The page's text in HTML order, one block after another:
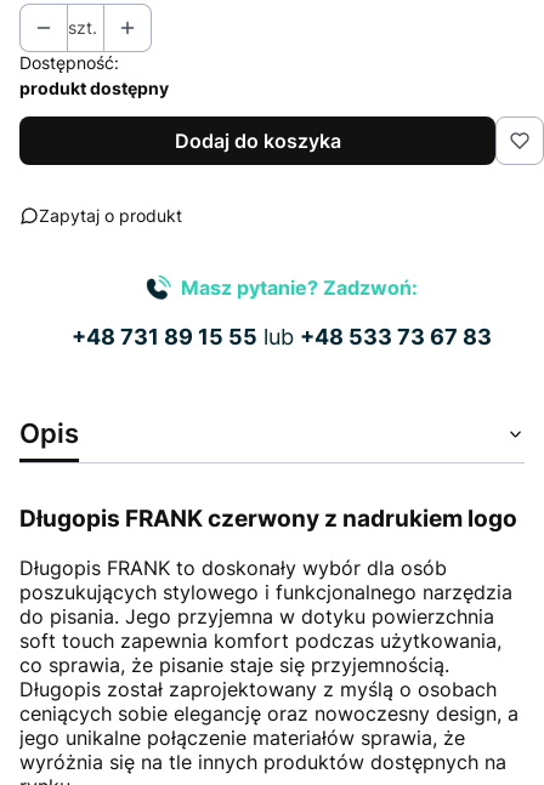
szt.
Dostępność:
produkt dostępny
Dodaj do koszyka
Zapytaj o produkt
Masz pytanie? Zadzwoń:
+48 731 89 15 55 lub +48 533 73 67 83
Opis
Długopis FRANK czerwony z nadrukiem logo
Długopis FRANK to doskonały wybór dla osób
poszukujących stylowego i funkcjonalnego narzędzia
do pisania. Jego przyjemna w dotyku powierzchnia
soft touch zapewnia komfort podczas użytkowania,
co sprawia, że pisanie staje się przyjemnością.
Długopis został zaprojektowany z myślą o osobach
ceniących sobie elegancję oraz nowoczesny design, a
jego unikalne połączenie materiałów sprawia, że
wyróżnia się na tle innych produktów dostępnych na